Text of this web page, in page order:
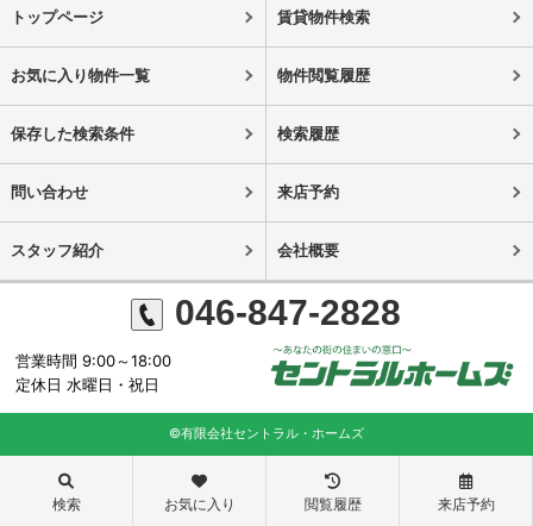
トップページ 賃貸物件検索
お気に入り物件一覧 物件閲覧履歴
保存した検索条件 検索履歴
問い合わせ 来店予約
スタッフ紹介 会社概要
046-847-2828
営業時間 9:00～18:00
定休日 水曜日・祝日
©有限会社セントラル・ホームズ
検索 お気に入り 閲覧履歴 来店予約